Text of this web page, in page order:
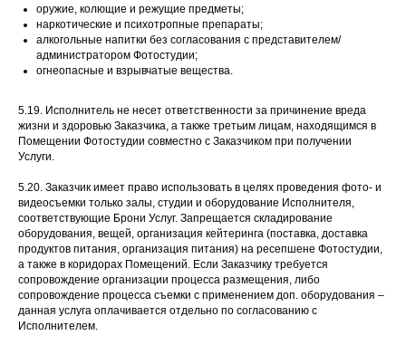
оружие, колющие и режущие предметы;
наркотические и психотропные препараты;
алкогольные напитки без согласования с представителем/
администратором Фотостудии;
огнеопасные и взрывчатые вещества.
5.19. Исполнитель не несет ответственности за причинение вреда
жизни и здоровью Заказчика, а также третьим лицам, находящимся в
Помещении Фотостудии совместно с Заказчиком при получении
Услуги.
5.20. Заказчик имеет право использовать в целях проведения фото- и
видеосъемки только залы, студии и оборудование Исполнителя,
соответствующие Брони Услуг. Запрещается складирование
оборудования, вещей, организация кейтеринга (поставка, доставка
продуктов питания, организация питания) на ресепшене Фотостудии,
а также в коридорах Помещений. Если Заказчику требуется
сопровождение организации процесса размещения, либо
сопровождение процесса съемки с применением доп. оборудования –
данная услуга оплачивается отдельно по согласованию с
Исполнителем.